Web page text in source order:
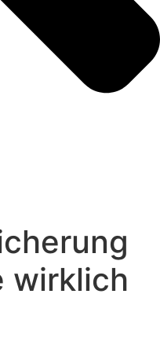
wirklich